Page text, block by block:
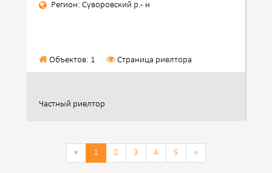
Регион: Суворовский р.- н
Объектов: 1 Страница риелтора
Частный риелтор
« 1 2 3 4 5 »